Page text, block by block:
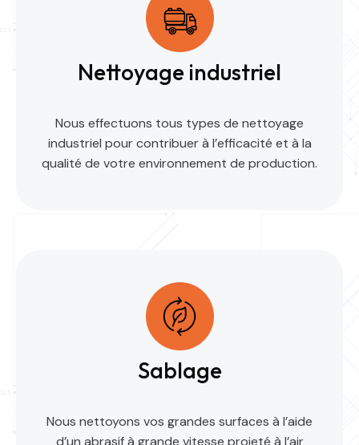
Nettoyage industriel
Nous effectuons tous types de nettoyage
industriel pour contribuer à l’efficacité et à la
qualité de votre environnement de production.
Sablage
Nous nettoyons vos grandes surfaces à l’aide
d’un abrasif à grande vitesse projeté à l’air